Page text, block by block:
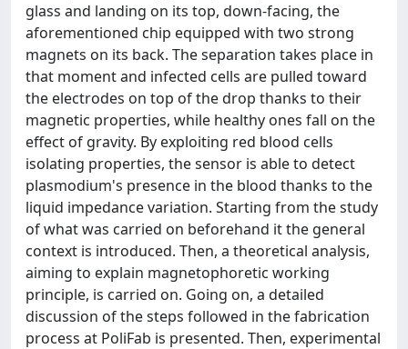
glass and landing on its top, down-facing, the
aforementioned chip equipped with two strong
magnets on its back. The separation takes place in
that moment and infected cells are pulled toward
the electrodes on top of the drop thanks to their
magnetic properties, while healthy ones fall on the
effect of gravity. By exploiting red blood cells
isolating properties, the sensor is able to detect
plasmodium's presence in the blood thanks to the
liquid impedance variation. Starting from the study
of what was carried on beforehand it the general
context is introduced. Then, a theoretical analysis,
aiming to explain magnetophoretic working
principle, is carried on. Going on, a detailed
discussion of the steps followed in the fabrication
process at PoliFab is presented. Then, experimental